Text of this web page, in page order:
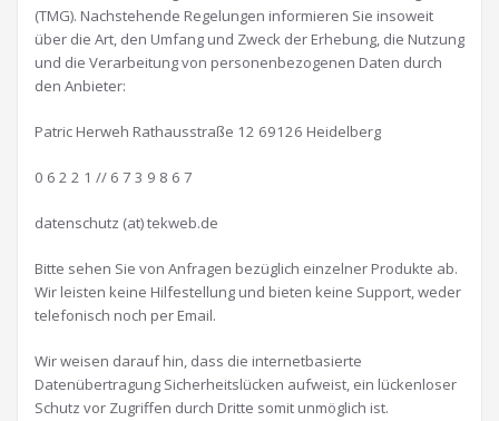
(TMG). Nachstehende Regelungen informieren Sie insoweit
über die Art, den Umfang und Zweck der Erhebung, die Nutzung
und die Verarbeitung von personenbezogenen Daten durch
den Anbieter:
Patric Herweh Rathausstraße 12 69126 Heidelberg
0 6 2 2 1 // 6 7 3 9 8 6 7
datenschutz (at) tekweb.de
Bitte sehen Sie von Anfragen bezüglich einzelner Produkte ab.
Wir leisten keine Hilfestellung und bieten keine Support, weder
telefonisch noch per Email.
Wir weisen darauf hin, dass die internetbasierte
Datenübertragung Sicherheitslücken aufweist, ein lückenloser
Schutz vor Zugriffen durch Dritte somit unmöglich ist.